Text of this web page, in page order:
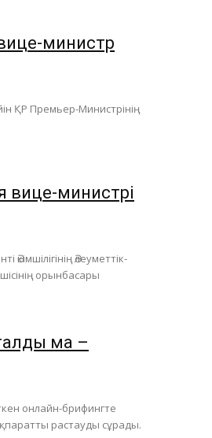
министр
ҚР Премьер-Министрінің
вице-министрі
Әлеуметтік-
орынбасары
ма –
онлайн-брифингте
растауды сұрады.